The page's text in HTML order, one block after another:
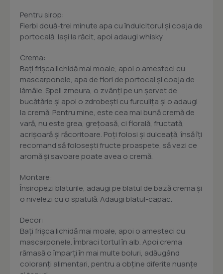
Pentru sirop:
Fierbi două-trei minute apa cu îndulcitorul și coaja de
portocală, lași la răcit, apoi adaugi whisky.
Crema:
Bați frișca lichidă mai moale, apoi o amesteci cu
mascarponele, apa de flori de portocal și coaja de
lămâie. Speli zmeura, o zvânți pe un șervet de
bucătărie și apoi o zdrobești cu furculița și o adaugi
la cremă. Pentru mine, este cea mai bună cremă de
vară, nu este grea, grețoasă, ci florală, fructată,
acrișoară și răcoritoare. Poți folosi și dulceață, însă îți
recomand să folosești fructe proaspete, să vezi ce
aromă și savoare poate avea o cremă.
Montare:
Însiropezi blaturile, adaugi pe blatul de bază crema și
o nivelezi cu o spatulă. Adaugi blatul-capac.
Decor:
Bați frișca lichidă mai moale, apoi o amesteci cu
mascarponele. Îmbraci tortul în alb. Apoi crema
rămasă o împarți în mai multe boluri, adăugând
coloranți alimentari, pentru a obține diferite nuanțe